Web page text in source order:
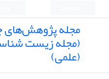
مجله پژوهش‌های
(مجله زیست
(علمی)